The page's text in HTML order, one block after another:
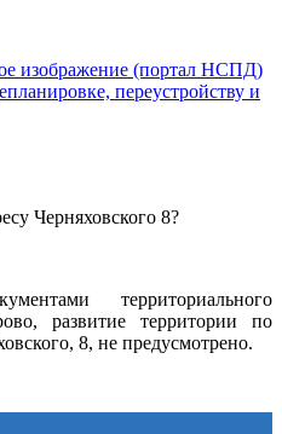
изображение (портал НСПД)
переустройству и
Черняховского 8?
территориального
развитие территории по
8, не предусмотрено.